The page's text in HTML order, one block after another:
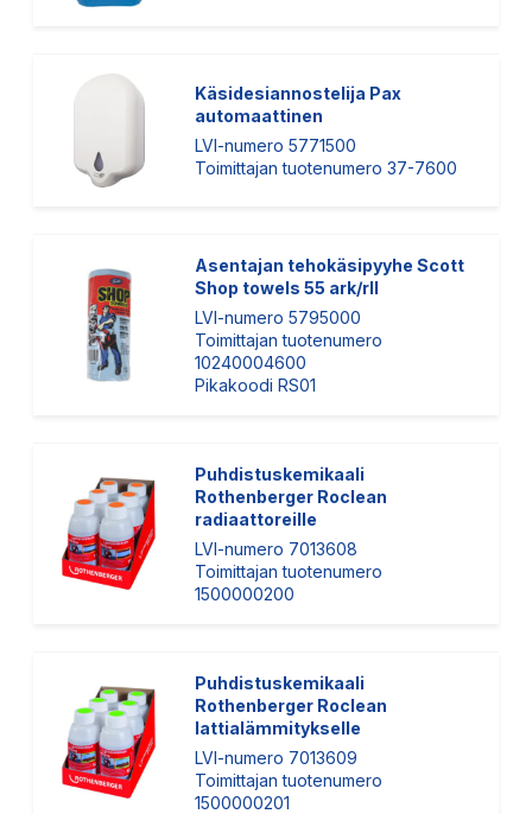
Käsidesiannostelija Pax
automaattinen
LVI-numero 5771500
Toimittajan tuotenumero 37-7600
Asentajan tehokäsipyyhe Scott
Shop towels 55 ark/rll
LVI-numero 5795000
Toimittajan tuotenumero
10240004600
Pikakoodi RS01
Puhdistuskemikaali
Rothenberger Roclean
radiaattoreille
LVI-numero 7013608
Toimittajan tuotenumero
1500000200
Puhdistuskemikaali
Rothenberger Roclean
lattialämmitykselle
LVI-numero 7013609
Toimittajan tuotenumero
1500000201